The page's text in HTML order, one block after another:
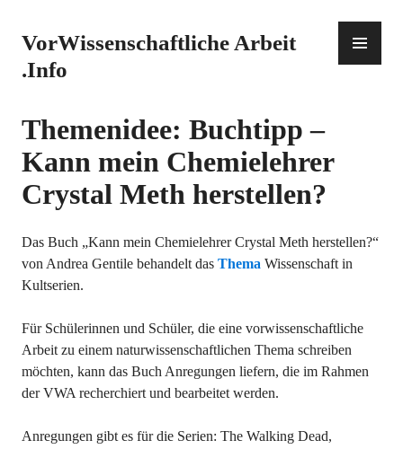
springen
VorWissenschaftliche Arbeit
.Info
Themenidee: Buchtipp –
Kann mein Chemielehrer
Crystal Meth herstellen?
Das Buch „Kann mein Chemielehrer Crystal Meth herstellen?“
von Andrea Gentile behandelt das Thema Wissenschaft in
Kultserien.
Für Schülerinnen und Schüler, die eine vorwissenschaftliche
Arbeit zu einem naturwissenschaftlichen Thema schreiben
möchten, kann das Buch Anregungen liefern, die im Rahmen
der VWA recherchiert und bearbeitet werden.
Anregungen gibt es für die Serien: The Walking Dead,